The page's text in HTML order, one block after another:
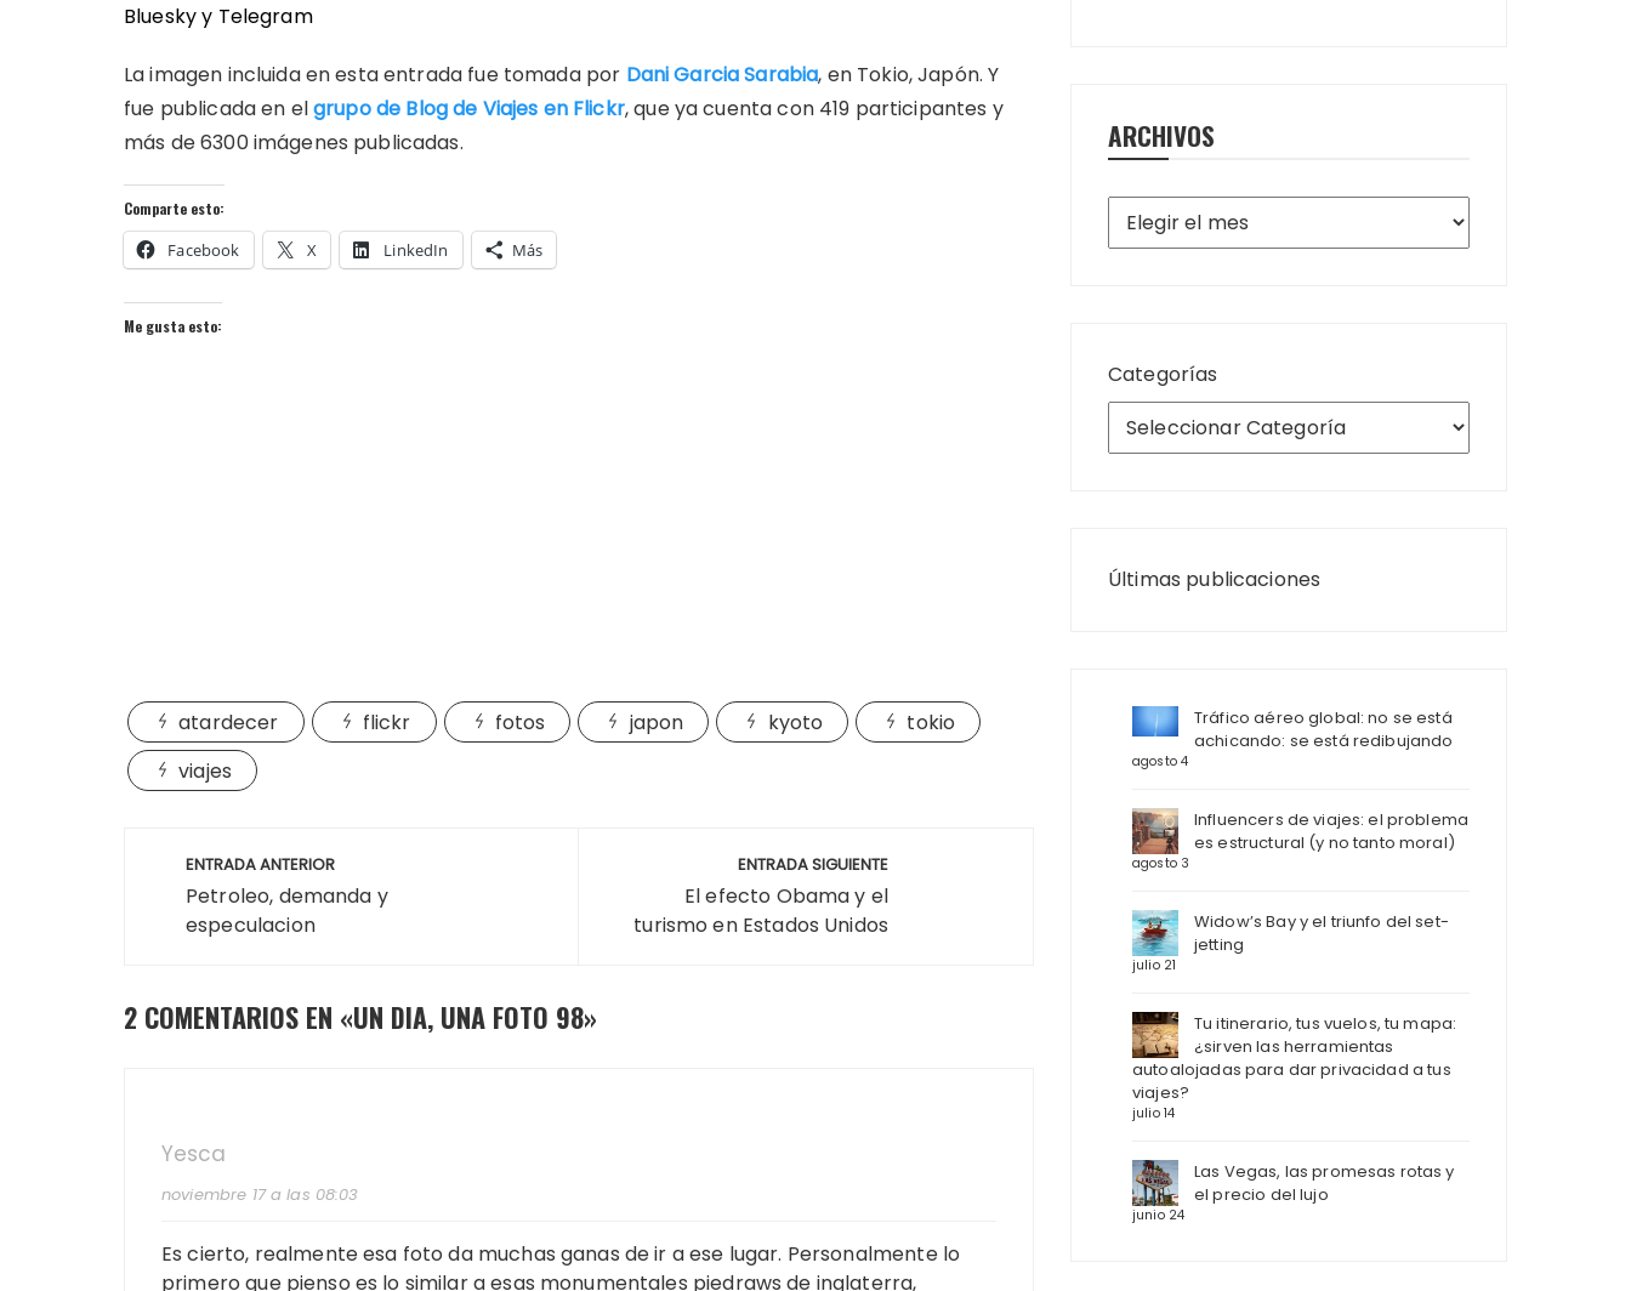
Blueskyy Telegram
La imagen incluida en esta entrada fue tomada por Dani Garcia Sarabia, en Tokio, Japón. Y
fue publicada en elgrupo de Blog de Viajes en Flickr, que ya cuenta con 419 participantes y
más de 6300 imágenes publicadas.
Comparte esto:
Facebook X LinkedIn Más
Me gusta esto:
atardecer flickr fotos japon kyoto
tokio
viajes
Navegación
entradas
ENTRADA ANTERIOR
Petroleo, demanda y
especulacion
ENTRADA SIGUIENTE
El efecto Obama y el
turismo en Estados Unidos
2 COMENTARIOS EN «UN DIA, UNA FOTO 98»
Yesca
noviembre 17 a las 08:03
Es cierto, realmente esa foto da muchas ganas de ir a ese lugar. Personalmente lo
primero que pienso es lo similar a esas monumentales piedraws de inglaterra,
ARCHIVOS
Archivos
Categorías
Últimas publicaciones
Tráfico aéreo global: no se está
achicando: se está redibujando
agosto 4
Influencers de viajes: el problema
es estructural (y no tanto moral)
agosto 3
Widow’s Bay y el triunfo del set-
jetting
julio 21
Tu itinerario, tus vuelos, tu mapa:
¿sirven las herramientas
autoalojadas para dar privacidad a tus
viajes?
julio 14
Las Vegas, las promesas rotas y
el precio del lujo
junio 24